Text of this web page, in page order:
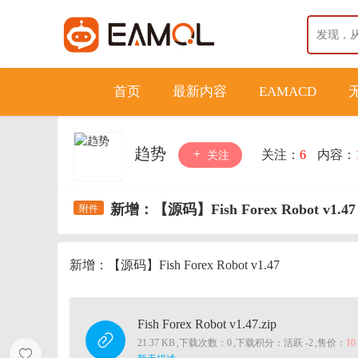
首页 最新内容 EAMACD
趋势 关注 关注： 6 内容：
新增：【源码】Fish Forex Robot v1.47
新增：【源码】Fish Forex Robot v1.47
Fish Forex Robot v1.47.zip
21.37 KB ,下载次数：0 ,下载积分：活跃 -2 ,售价：